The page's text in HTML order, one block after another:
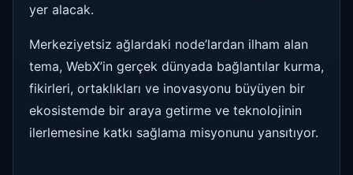
yer alacak.
Merkeziyetsiz ağlardaki node’lardan ilham alan
tema, WebX’in gerçek dünyada bağlantılar kurma,
fikirleri, ortaklıkları ve inovasyonu büyüyen bir
ekosistemde bir araya getirme ve teknolojinin
ilerlemesine katkı sağlama misyonunu yansıtıyor.